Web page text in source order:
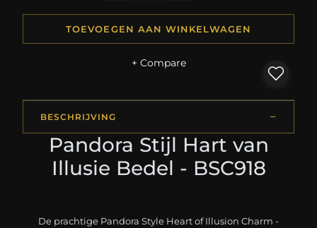
TOEVOEGEN AAN WINKELWAGEN
+ Compare
BESCHRIJVING
Pandora Stijl Hart van
Illusie Bedel - BSC918
De prachtige Pandora Style Heart of Illusion Charm -